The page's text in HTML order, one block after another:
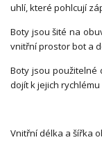
uhlí, které pohlcují
Boty jsou šité na
vnitřní prostor bot a
Boty jsou použitelné
dojít k jejich
Vnitřní délka a šířka